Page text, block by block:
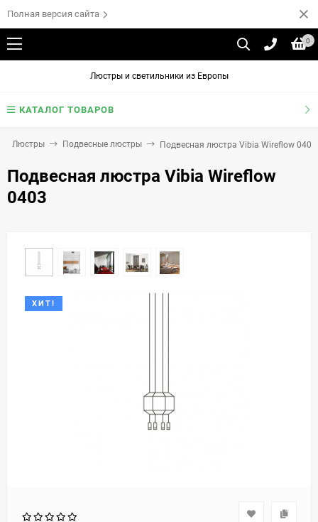
Полная версия сайта
0
Люстры и светильники из Европы
КАТАЛОГ ТОВАРОВ
Люстры Подвесные люстры Подвесная люстра Vibia Wireflow 0403
Подвесная люстра Vibia Wireflow
0403
ХИТ!